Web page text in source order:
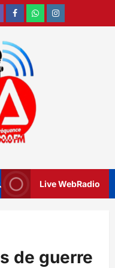
FacebookWhatsAppInstagram
Live WebRadio
de guerre